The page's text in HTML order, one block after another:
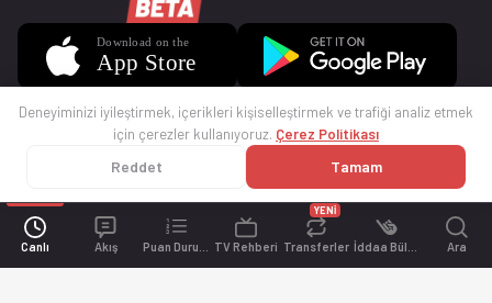
Canlı Akış TV Rehberi Transferler
YENİ
Ara
© 2025 Ofsayt
Deneyiminizi iyileştirmek, içerikleri kişiselleştirmek ve trafiği analiz etmek
için çerezler kullanıyoruz. Çerez Politikası
Reddet Tamam